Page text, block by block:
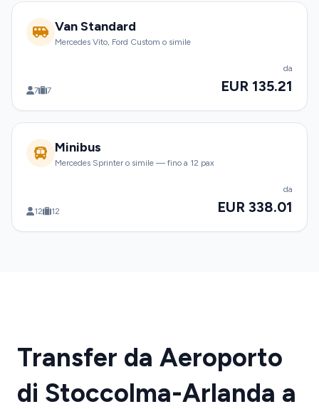
Van Standard
Mercedes Vito, Ford Custom o simile
7 7
da
EUR 135.21
Minibus
Mercedes Sprinter o simile — fino a 12 pax
12 12
da
EUR 338.01
Transfer da Aeroporto
di Stoccolma-Arlanda a